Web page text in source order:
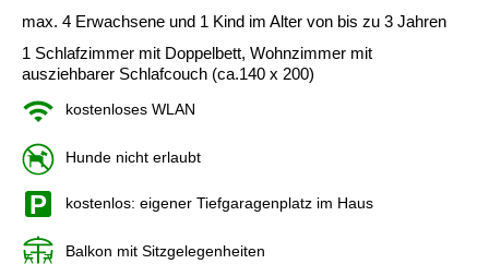
max. 4 Erwachsene und 1 Kind im Alter von bis zu 3 Jahren
1 Schlafzimmer mit Doppelbett, Wohnzimmer mit
ausziehbarer Schlafcouch (ca.140 x 200)
kostenloses WLAN
Hunde nicht erlaubt
kostenlos: eigener Tiefgaragenplatz im Haus
Balkon mit Sitzgelegenheiten